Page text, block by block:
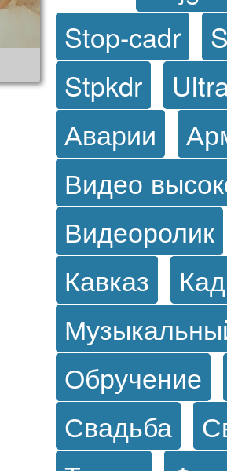
Stop-cadr
Stpkdr
Аварии
Видео
Видеоролик
Кавказ
Обручение
Свадьба